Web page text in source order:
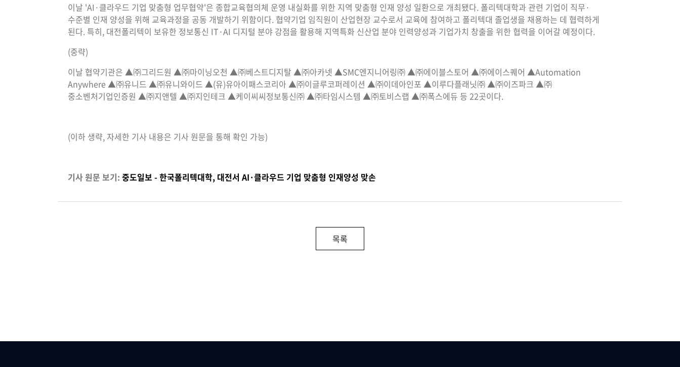
이날 'AI·클라우드 기업 맞춤형 업무협약'은 종합교육협의체 운영 내실화를 위한 지역 맞춤형 인재 양성 일환으로 개최됐다. 폴리텍대학과 관련 기업이 직무·
수준별 인재 양성을 위해 교육과정을 공동 개발하기 위함이다. 협약기업 임직원이 산업현장 교수로서 교육에 참여하고 폴리텍대 졸업생을 채용하는 데 협력하게
된다. 특히, 대전폴리텍이 보유한 정보통신 IT·AI 디지털 분야 강점을 활용해 지역특화 신산업 분야 인력양성과 기업가치 창출을 위한 협력을 이어갈 예정이다.
(중략)
이날 협약기관은 ▲㈜그리드원 ▲㈜마이닝오천 ▲㈜베스트디지탈 ▲㈜아카넷 ▲SMC엔지니어링㈜ ▲㈜에이블스토어 ▲㈜에이스퀘어 ▲Automation
Anywhere ▲㈜유니드 ▲㈜유니와이드 ▲(유)유아이패스코리아 ▲㈜이글루코퍼레이션 ▲㈜이데아인포 ▲이루다플래닛㈜ ▲㈜이즈파크 ▲㈜
중소벤처기업인증원 ▲㈜지앤텔 ▲㈜지인테크 ▲케이씨씨정보통신㈜ ▲㈜타임시스템 ▲㈜토비스랩 ▲㈜폭스에듀 등 22곳이다.
(이하 생략, 자세한 기사 내용은 기사 원문을 통해 확인 가능)
기사 원문 보기: 중도일보 - 한국폴리텍대학, 대전서 AI·클라우드 기업 맞춤형 인재양성 맞손
목록